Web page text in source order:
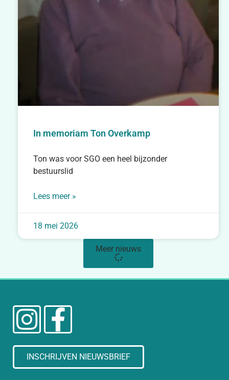
In memoriam Ton Overkamp
Ton was voor SGO een heel bijzonder
bestuurslid
Lees meer »
18 mei 2026
Meer nieuws
INSCHRIJVEN NIEUWSBRIEF